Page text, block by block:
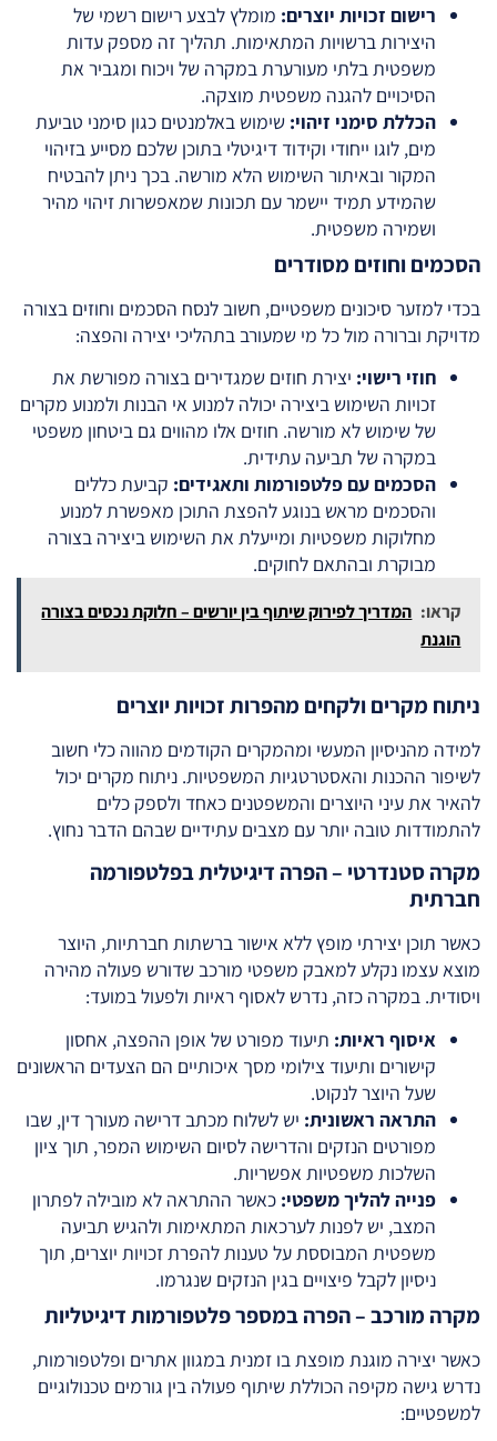
רישום זכויות יוצרים: מומלץ לבצע רישום רשמי של
היצירות ברשויות המתאימות. תהליך זה מספק עדות
משפטית בלתי מעורערת במקרה של ויכוח ומגביר את
הסיכויים להגנה משפטית מוצקה.
הכללת סימני זיהוי: שימוש באלמנטים כגון סימני טביעת
מים, לוגו ייחודי וקידוד דיגיטלי בתוכן שלכם מסייע בזיהוי
המקור ובאיתור השימוש הלא מורשה. בכך ניתן להבטיח
שהמידע תמיד יישמר עם תכונות שמאפשרות זיהוי מהיר
ושמירה משפטית.
הסכמים וחוזים מסודרים
בכדי למזער סיכונים משפטיים, חשוב לנסח הסכמים וחוזים בצורה
מדויקת וברורה מול כל מי שמעורב בתהליכי יצירה והפצה:
חוזי רישוי: יצירת חוזים שמגדירים בצורה מפורשת את
זכויות השימוש ביצירה יכולה למנוע אי הבנות ולמנוע מקרים
של שימוש לא מורשה. חוזים אלו מהווים גם ביטחון משפטי
במקרה של תביעה עתידית.
הסכמים עם פלטפורמות ותאגידים: קביעת כללים
והסכמים מראש בנוגע להפצת התוכן מאפשרת למנוע
מחלוקות משפטיות ומייעלת את השימוש ביצירה בצורה
מבוקרת ובהתאם לחוקים.
קראו: המדריך לפירוק שיתוף בין יורשים – חלוקת נכסים בצורה
הוגנת
ניתוח מקרים ולקחים מהפרות זכויות יוצרים
למידה מהניסיון המעשי ומהמקרים הקודמים מהווה כלי חשוב
לשיפור ההכנות והאסטרטגיות המשפטיות. ניתוח מקרים יכול
להאיר את עיני היוצרים והמשפטנים כאחד ולספק כלים
להתמודדות טובה יותר עם מצבים עתידיים שבהם הדבר נחוץ.
מקרה סטנדרטי – הפרה דיגיטלית בפלטפורמה
חברתית
כאשר תוכן יצירתי מופץ ללא אישור ברשתות חברתיות, היוצר
מוצא עצמו נקלע למאבק משפטי מורכב שדורש פעולה מהירה
ויסודית. במקרה כזה, נדרש לאסוף ראיות ולפעול במועד:
איסוף ראיות: תיעוד מפורט של אופן ההפצה, אחסון
קישורים ותיעוד צילומי מסך איכותיים הם הצעדים הראשונים
שעל היוצר לנקוט.
התראה ראשונית: יש לשלוח מכתב דרישה מעורך דין, שבו
מפורטים הנזקים והדרישה לסיום השימוש המפר, תוך ציון
השלכות משפטיות אפשריות.
פנייה להליך משפטי: כאשר ההתראה לא מובילה לפתרון
המצב, יש לפנות לערכאות המתאימות ולהגיש תביעה
משפטית המבוססת על טענות להפרת זכויות יוצרים, תוך
ניסיון לקבל פיצויים בגין הנזקים שנגרמו.
מקרה מורכב – הפרה במספר פלטפורמות דיגיטליות
כאשר יצירה מוגנת מופצת בו זמנית במגוון אתרים ופלטפורמות,
נדרש גישה מקיפה הכוללת שיתוף פעולה בין גורמים טכנולוגיים
למשפטיים: